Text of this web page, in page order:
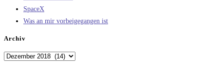
SpaceX
Was an mir vorbeigegangen ist
Archiv
Archiv